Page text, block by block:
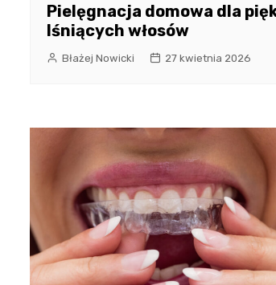
Pielęgnacja domowa dla
lśniących włosów
Błażej Nowicki 27 kwietnia 2026